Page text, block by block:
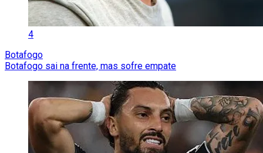
4
Botafogo
Botafogo sai na frente, mas sofre empate